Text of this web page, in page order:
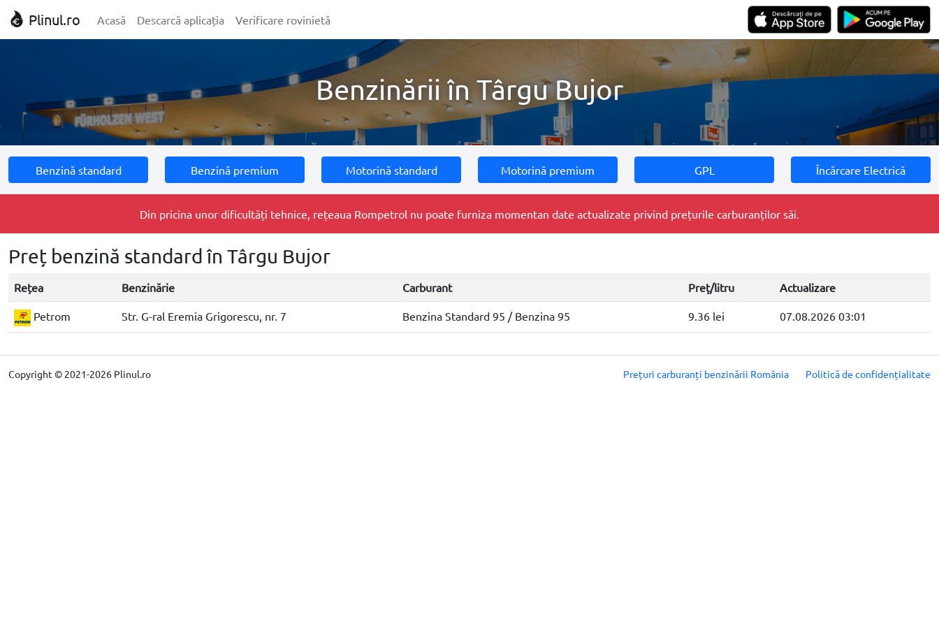
Plinul.ro Acasă Descarcă aplicația Verificare rovinietă
Benzinării în Târgu Bujor
Benzină standard Benzină premium Motorină standard Motorină premium GPL Încărcare Electrică
Din pricina unor dificultăți tehnice, rețeaua Rompetrol nu poate furniza momentan date actualizate privind prețurile carburanților săi.
Preț benzină standard în Târgu Bujor
Rețea Benzinărie Carburant Preț/litru Actualizare
Petrom Str. G-ral Eremia Grigorescu, nr. 7 Benzina Standard 95 / Benzina 95 9.36 lei 07.08.2026 03:01
Copyright © 2021-2026 Plinul.ro Prețuri carburanți benzinării România Politică de confidențialitate